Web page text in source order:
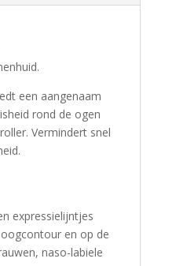
een aangenaam
rond de ogen
Vermindert snel
expressielijntjes
en op de
naso-labiele